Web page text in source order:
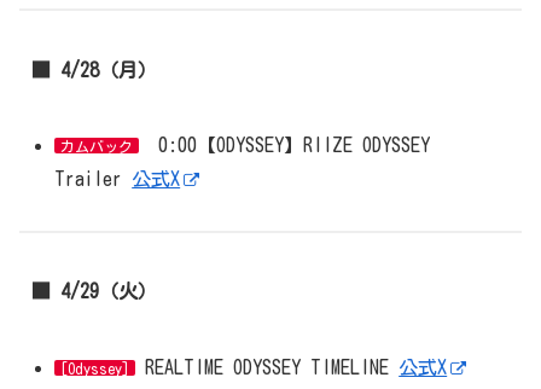
■ 4/28（月）
カムバック
0:00【ODYSSEY】RIIZE ODYSSEY
Trailer 公式X
■ 4/29（火）
[Odyssey] REALTIME ODYSSEY TIMELINE 公式X